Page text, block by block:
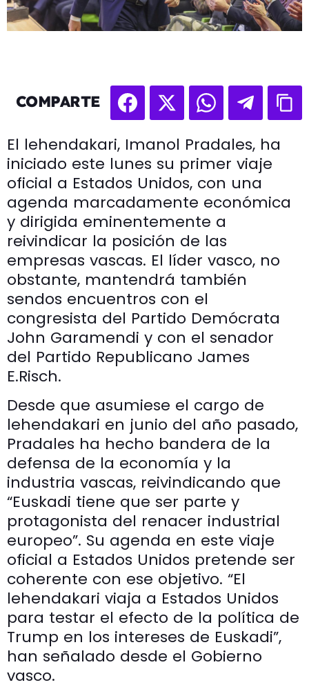
COMPARTE
El lehendakari, Imanol Pradales, ha
iniciado este lunes su primer viaje
oficial a Estados Unidos, con una
agenda marcadamente económica
y dirigida eminentemente a
reivindicar la posición de las
empresas vascas. El líder vasco, no
obstante, mantendrá también
sendos encuentros con el
congresista del Partido Demócrata
John Garamendi y con el senador
del Partido Republicano James
E.Risch.
Desde que asumiese el cargo de
lehendakari en junio del año pasado,
Pradales ha hecho bandera de la
defensa de la economía y la
industria vascas, reivindicando que
“Euskadi tiene que ser parte y
protagonista del renacer industrial
europeo”. Su agenda en este viaje
oficial a Estados Unidos pretende ser
coherente con ese objetivo. “El
lehendakari viaja a Estados Unidos
para testar el efecto de la política de
Trump en los intereses de Euskadi”,
han señalado desde el Gobierno
vasco.